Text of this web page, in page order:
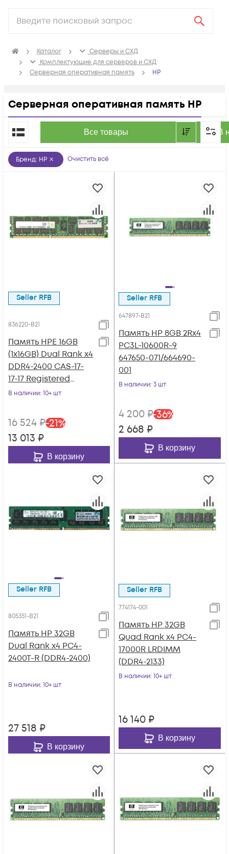
Каталог
Серверы и СХД
Комплектующие для серверов и СХД
Серверная оперативная память
HP
Серверная оперативная память HP
Все товары В
По популярности
Бренд: HP Очистить всё
Seller RFB
836220-B21
Память HPE 16GB
(1x16GB) Dual Rank x4
DDR4-2400 CAS-17-
17-17 Registered
Memory Kit
В наличии: 10+ шт
16 524 ₽-21%
13 013 ₽
В корзину
Seller RFB
647897-B21
Память HP 8GB 2Rx4
PC3L-10600R-9
647650-071/664690-
001
В наличии: 3 шт
4 200 ₽-36%
2 668 ₽
В корзину
Seller RFB
805351-B21
Память HP 32GB
Dual Rank x4 PC4-
2400T-R (DDR4-2400)
В наличии: 10+ шт
27 518 ₽
В корзину
Seller RFB
774174-001
Память HP 32GB
Quad Rank x4 PC4-
17000R LRDIMM
(DDR4-2133)
В наличии: 10+ шт
16 140 ₽
В корзину